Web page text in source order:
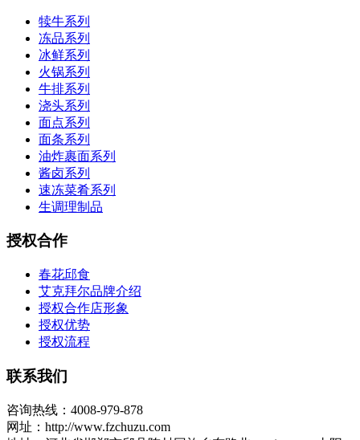
犊牛系列
冻品系列
冰鲜系列
火锅系列
牛排系列
浇头系列
面点系列
面条系列
油炸裹面系列
酱卤系列
速冻菜肴系列
生调理制品
授权合作
春花邱食
艾克拜尔品牌介绍
授权合作店形象
授权优势
授权流程
联系我们
咨询热线：4008-979-878
网址：http://www.fzchuzu.com